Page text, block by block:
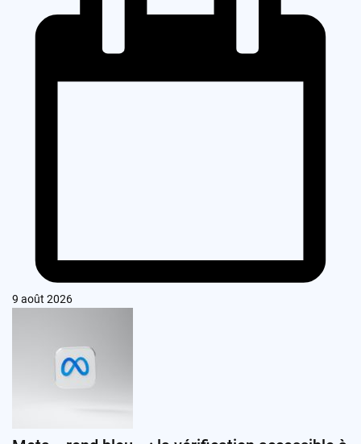
9 août 2026